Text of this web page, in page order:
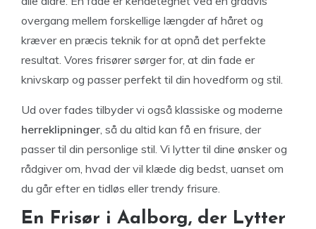
overgang mellem forskellige længder af håret og
kræver en præcis teknik for at opnå det perfekte
resultat. Vores frisører sørger for, at din fade er
knivskarp og passer perfekt til din hovedform og stil.
Ud over fades tilbyder vi også klassiske og moderne
herreklipninger, så du altid kan få en frisure, der
passer til din personlige stil. Vi lytter til dine ønsker og
rådgiver om, hvad der vil klæde dig bedst, uanset om
du går efter en tidløs eller trendy frisure.
En Frisør i Aalborg, der Lytter